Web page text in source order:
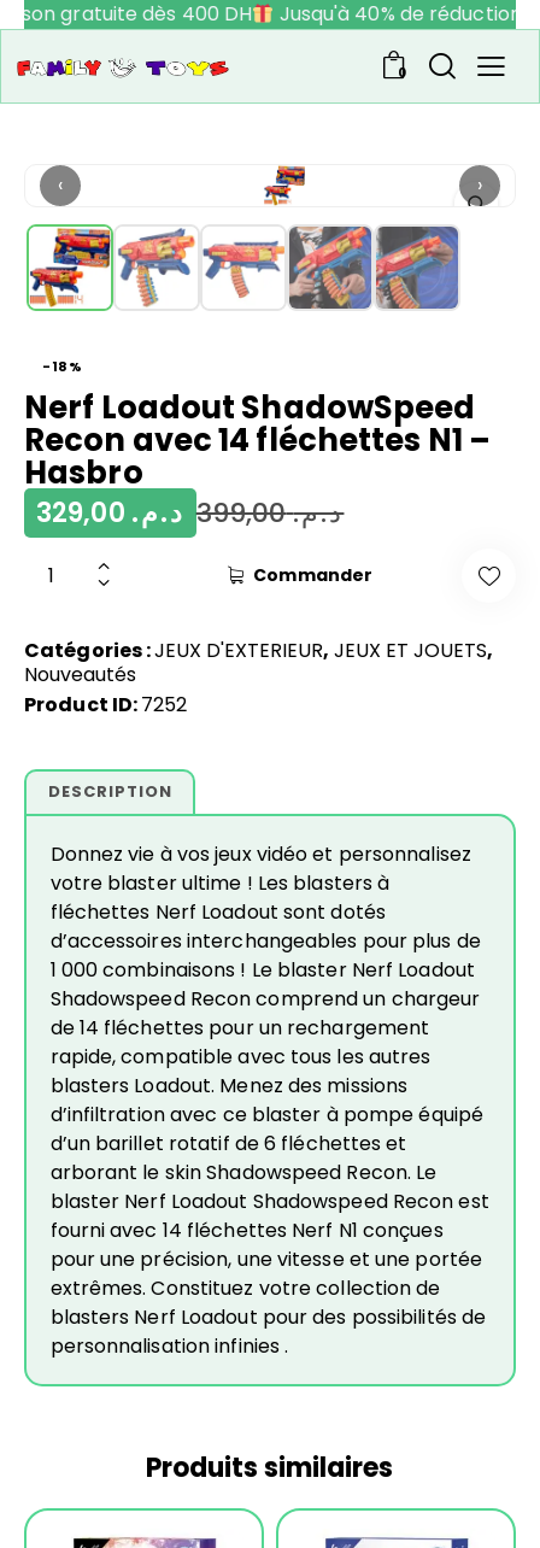
gratuite dès 400 DH Jusqu'à 40% de réduction
0
‹ ›
-18%
Nerf Loadout ShadowSpeed
Recon avec 14 fléchettes N1 –
Hasbro
د.م.399,00 د.م.
Commander
Catégories :JEUX D'EXTERIEUR, JEUX ET JOUETS,
Nouveautés
Product ID:7252
DESCRIPTION
Donnez vie à vos jeux vidéo et personnalisez
votre blaster ultime ! Les blasters à
fléchettes Nerf Loadout sont dotés
d’accessoires interchangeables pour plus de
1 000 combinaisons ! Le blaster Nerf Loadout
Shadowspeed Recon comprend un chargeur
de 14 fléchettes pour un rechargement
rapide, compatible avec tous les autres
blasters Loadout. Menez des missions
d’infiltration avec ce blaster à pompe équipé
d’un barillet rotatif de 6 fléchettes et
arborant le skin Shadowspeed Recon. Le
blaster Nerf Loadout Shadowspeed Recon est
fourni avec 14 fléchettes Nerf N1 conçues
pour une précision, une vitesse et une portée
extrêmes. Constituez votre collection de
blasters Nerf Loadout pour des possibilités de
personnalisation infinies .
Produits similaires